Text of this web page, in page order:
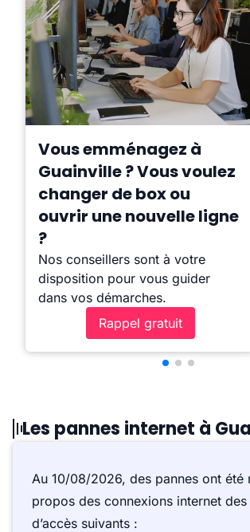
Vous emménagez à
Guainville ? Vous voulez
changer de box ou
ouvrir une nouvelle ligne
?
Nos conseillers sont à votre
disposition pour vous guider
dans vos démarches.
Rappel gratuit
Les pannes internet à
Au 10/08/2026, des pannes ont été
propos des connexions internet
d’accès suivants :